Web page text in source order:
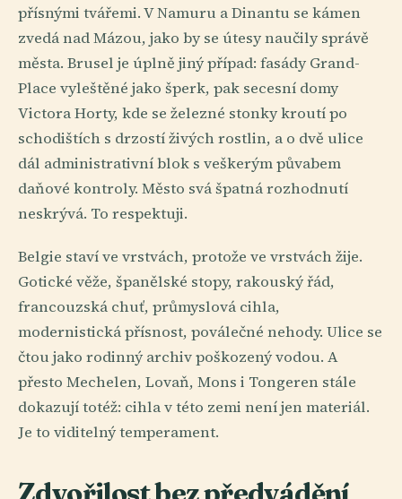
přísnými tvářemi. V Namuru a Dinantu se kámen
zvedá nad Mázou, jako by se útesy naučily správě
města. Brusel je úplně jiný případ: fasády Grand-
Place vyleštěné jako šperk, pak secesní domy
Victora Horty, kde se železné stonky kroutí po
schodištích s drzostí živých rostlin, a o dvě ulice
dál administrativní blok s veškerým půvabem
daňové kontroly. Město svá špatná rozhodnutí
neskrývá. To respektuji.
Belgie staví ve vrstvách, protože ve vrstvách žije.
Gotické věže, španělské stopy, rakouský řád,
francouzská chuť, průmyslová cihla,
modernistická přísnost, poválečné nehody. Ulice se
čtou jako rodinný archiv poškozený vodou. A
přesto Mechelen, Lovaň, Mons i Tongeren stále
dokazují totéž: cihla v této zemi není jen materiál.
Je to viditelný temperament.